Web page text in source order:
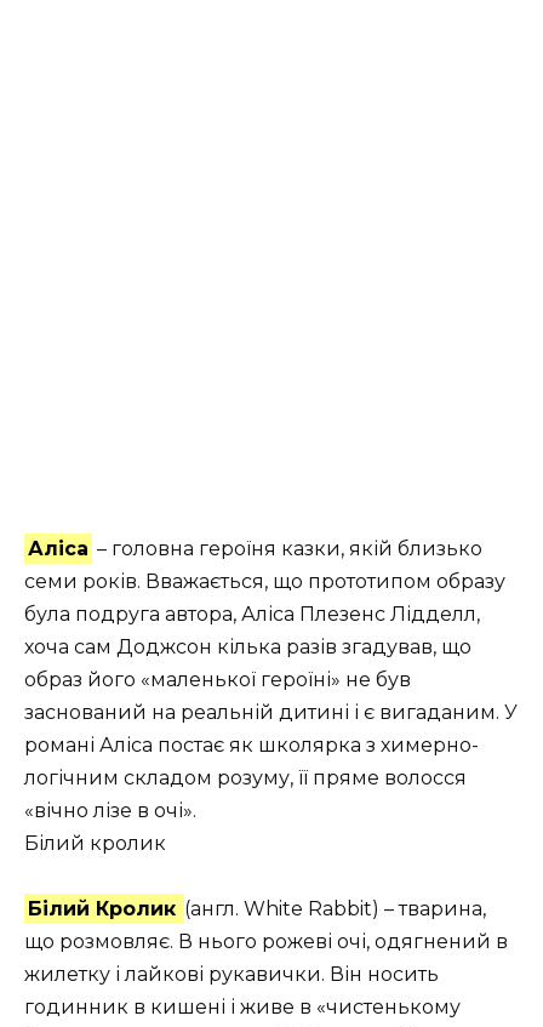
Аліса – головна героїня казки, якій близько
семи років. Вважається, що прототипом образу
була подруга автора, Аліса Плезенс Лідделл,
хоча сам Доджсон кілька разів згадував, що
образ його «маленької героїні» не був
заснований на реальній дитині і є вигаданим. У
романі Аліса постає як школярка з химерно-
логічним складом розуму, її пряме волосся
«вічно лізе в очі».
Білий кролик
Білий Кролик (англ. White Rabbit) – тварина,
що розмовляє. В нього рожеві очі, одягнений в
жилетку і лайкові рукавички. Він носить
годинник в кишені і живе в «чистенькому